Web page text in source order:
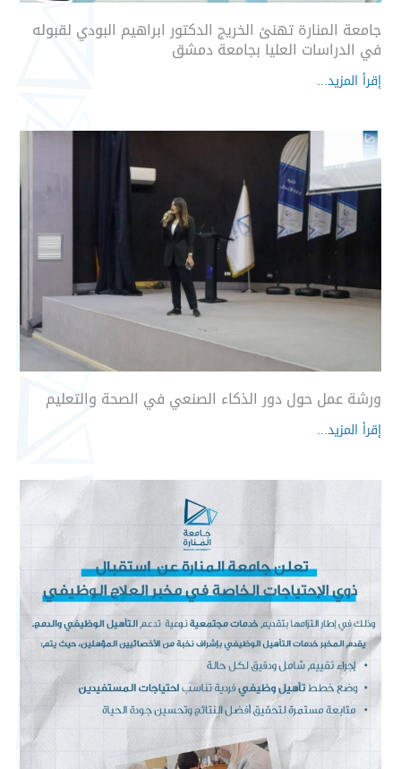
جامعة المنارة تهنئ الخريج الدكتور ابراهيم البودي لقبوله
في الدراسات العليا بجامعة دمشق
إقرأ المزيد...
ورشة عمل حول دور الذكاء الصنعي في الصحة والتعليم
إقرأ المزيد...